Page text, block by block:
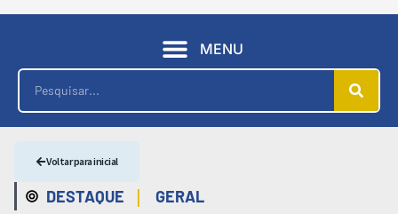
MENU
DESTAQUE | GERAL
Voltar para inicial